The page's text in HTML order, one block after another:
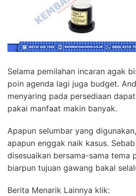
Selama pemilahan incaran agak
poin agenda lagi juga budget.
menyaring pada persediaan
pakai manfaat makin banyak.
Apapun selumbar yang
apapun enggak naik kasus.
disesuaikan bersama-sama tema
biarpun tujuan gawang bakal
Berita Menarik Lainnya klik: